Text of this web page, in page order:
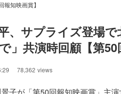
報知映画賞】
、サプライズ登場
」共演時回顧【第
78,362 views